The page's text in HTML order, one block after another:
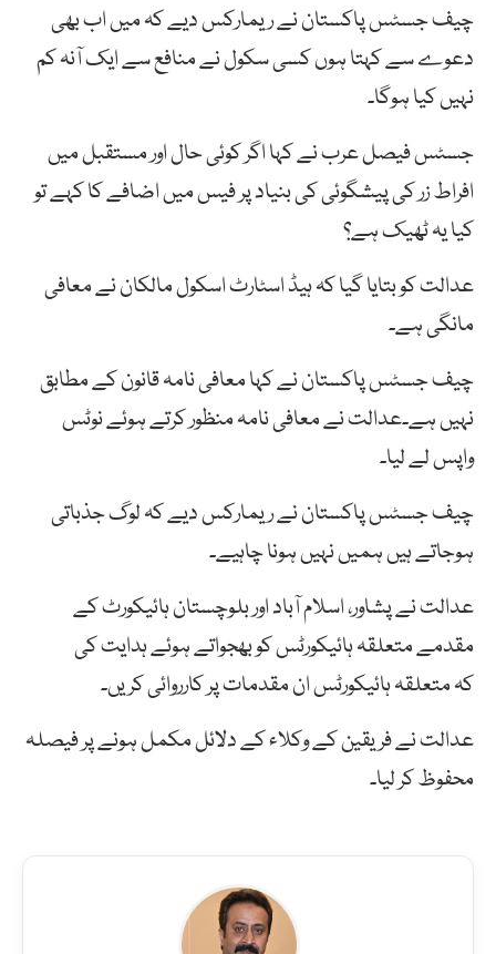
چیف جسٹس پاکستان نے ریمارکس دیے کہ میں اب بھی
دعوے سے کہتا ہوں کسی سکول نے منافع سے ایک آنہ کم
نہیں کیا ہوگا۔
جسٹس فیصل عرب نے کہا اگر کوئی حال اور مستقبل میں
افراط زر کی پیشگوئی کی بنیاد پر فیس میں اضافے کا کہے تو
کیا یہ ٹھیک ہے؟
عدالت کو بتایا گیا کہ ہیڈ اسٹارٹ اسکول مالکان نے معافی
مانگی ہے۔
چیف جسٹس پاکستان نے کہا معافی نامہ قانون کے مطابق
نہیں ہے۔عدالت نے معافی نامہ منظور کرتے ہوئے نوٹس
واپس لے لیا۔
چیف جسٹس پاکستان نے ریمارکس دیے کہ لوگ جذباتی
ہوجاتے ہیں ہمیں نہیں ہونا چاہیے۔
عدالت نے پشاور، اسلام آباد اور بلوچستان ہائیکورٹ کے
مقدمے متعلقہ ہائیکورٹس کو بھجواتے ہوئے ہدایت کی
کہ متعلقہ ہائیکورٹس ان مقدمات پر کارروائی کریں۔
عدالت نے فریقین کے وکلاء کے دلائل مکمل ہونے پر فیصلہ
محفوظ کر لیا۔